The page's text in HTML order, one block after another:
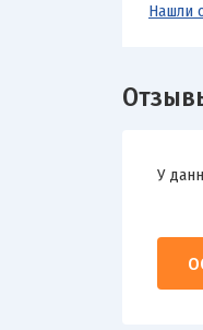
Нашли
У